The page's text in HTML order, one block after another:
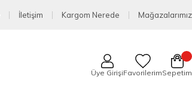
İletişim Kargom Nerede Mağazalarımız
Üye GirişiFavorilerimSepetim